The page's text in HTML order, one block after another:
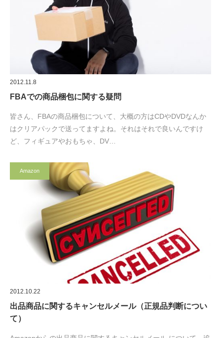
2012.11.8
FBAでの商品梱包に関する疑問
皆さん、FBAの商品梱包について、大概の方はCDやDVDなんか
はクリアパックで送ってますよね。それはそれで良いんですけ
ど、フィギュアやおもちゃ、DV…
Amazon
2012.10.22
出品商品に関するキャンセルメール（正規品判断につい
て）